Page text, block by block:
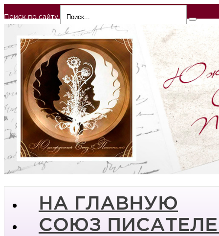
Поиск по сайту
НА ГЛАВНУЮ
СОЮЗ